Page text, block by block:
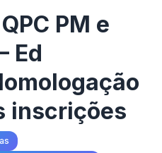
PM e
Ed
inscrições